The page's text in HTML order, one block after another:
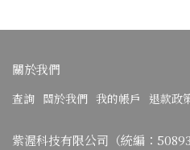
關於我們
查詢 關於我們 我的帳戶 退款政
紫渥科技有限公司（統編：